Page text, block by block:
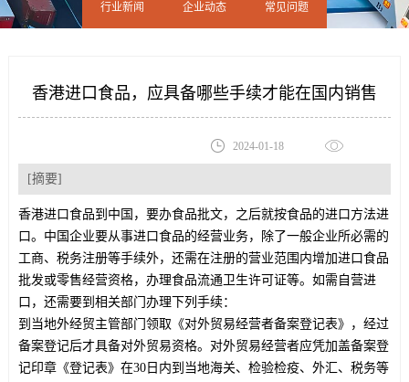
行业新闻 企业动态 常见问题
香港进口食品，应具备哪些手续才能在国内销售
2024-01-18
[摘要]
香港进口食品到中国，要办食品批文，之后就按食品的进口方法进
口。中国企业要从事进口食品的经营业务，除了一般企业所必需的
工商、税务注册等手续外，还需在注册的营业范围内增加进口食品
批发或零售经营资格，办理食品流通卫生许可证等。如需自营进
口，还需要到相关部门办理下列手续：
到当地外经贸主管部门领取《对外贸易经营者备案登记表》，经过
备案登记后才具备对外贸易资格。对外贸易经营者应凭加盖备案登
记印章《登记表》在30日内到当地海关、检验检疫、外汇、税务等